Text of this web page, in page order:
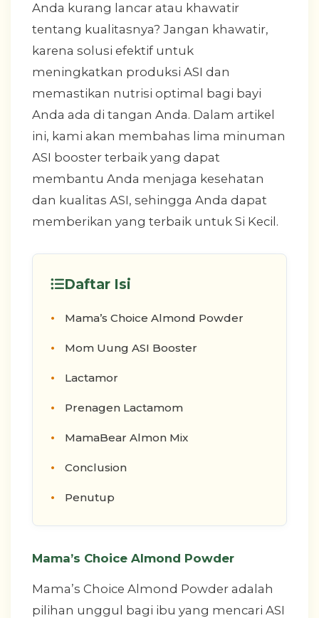
Anda kurang lancar atau khawatir
tentang kualitasnya? Jangan khawatir,
karena solusi efektif untuk
meningkatkan produksi ASI dan
memastikan nutrisi optimal bagi bayi
Anda ada di tangan Anda. Dalam artikel
ini, kami akan membahas lima minuman
ASI booster terbaik yang dapat
membantu Anda menjaga kesehatan
dan kualitas ASI, sehingga Anda dapat
memberikan yang terbaik untuk Si Kecil.
Daftar Isi
Mama’s Choice Almond Powder
Mom Uung ASI Booster
Lactamor
Prenagen Lactamom
MamaBear Almon Mix
Conclusion
Penutup
Mama’s Choice Almond Powder
Mama’s Choice Almond Powder adalah
pilihan unggul bagi ibu yang mencari ASI